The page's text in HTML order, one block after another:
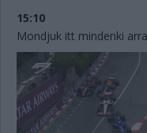
15:10
Mondjuk itt mindenki